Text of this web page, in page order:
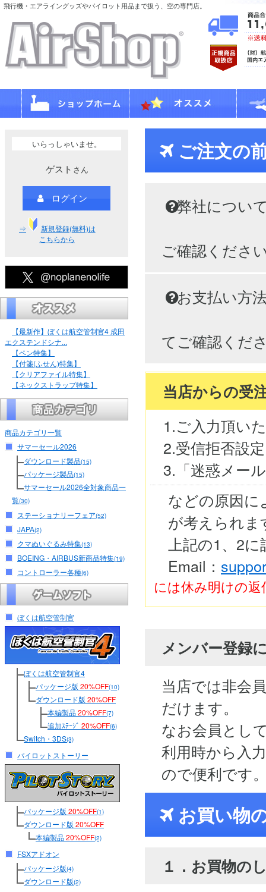
飛行機・エアライングッズやパイロット用品まで扱う、空の専門店。
いらっしゃいませ。
ゲスト さん
ログイン
⇒
新規登録(無料)は
こちらから
【最新作】ぼくは航空管制官4 成田
エクステンドシナ...
【ペン特集】
【付箋(ふせん)特集】
【クリアファイル特集】
【ネックストラップ特集】
商品カテゴリ一覧
サマーセール2026
ダウンロード製品(15)
パッケージ製品(15)
サマーセール2026全対象商品一
覧(30)
ステーショナリーフェア(52)
JAPA(2)
クマぬいぐるみ特集(13)
BOEING・AIRBUS新商品特集(19)
コントローラー各種(6)
ぼくは航空管制官
ぼくは航空管制官4
パッケージ版 20%OFF(10)
ダウンロード版 20%OFF
本編製品20%OFF(7)
追加ｽﾃｰｼﾞ 20%OFF(6)
Switch・3DS(3)
パイロットストーリー
パッケージ版 20%OFF(1)
ダウンロード版 20%OFF
本編製品20%OFF(2)
FSXアドオン
パッケージ版(4)
ダウンロード版(2)
ご注文の
弊社につい
ご確認くださ
お支払い方
てご確認くだ
当店からの受
1.ご入力頂い
2.受信拒否設
3.「迷惑メー
などの原因
が考えられま
上記の1、2
Email：
には休み明けの
メンバー登録
当店では非会
だけます。
なお会員とし
利用時から入
ので便利です
お買い物
１．お買物の